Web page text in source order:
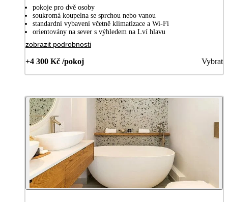
pokoje pro dvě osoby
soukromá koupelna se sprchou nebo vanou
standardní vybavení včetně klimatizace a Wi-Fi
orientovány na sever s výhledem na Lví hlavu
zobrazit podrobnosti
+4 300 Kč /pokoj Vybrat